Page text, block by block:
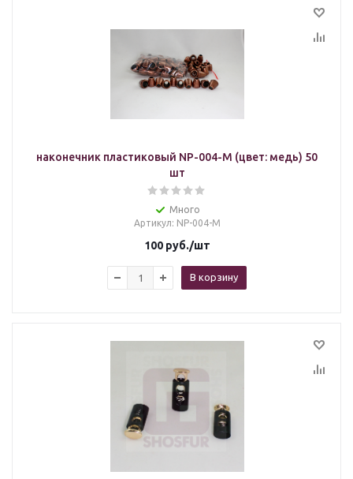
наконечник пластиковый NP-004-M (цвет: медь) 50
шт
Много
Артикул: NP-004-M
100руб./шт
В корзину